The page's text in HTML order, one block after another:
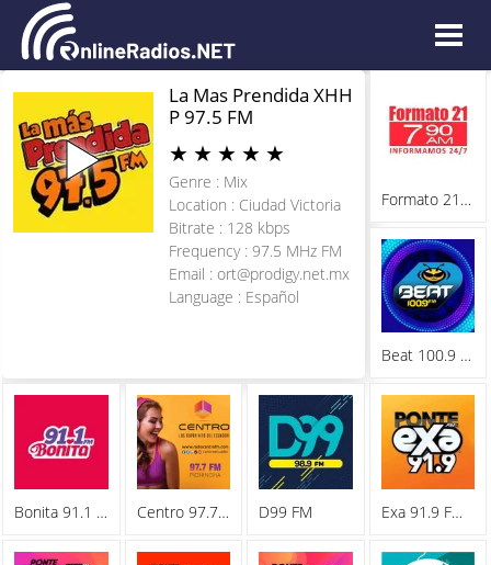
La Mas Prendida XHH
P 97.5 FM
★ ★ ★ ★ ★
Genre : Mix
Location : Ciudad Victoria
Bitrate : 128 kbps
Frequency : 97.5 MHz FM
Email : ort@prodigy.net.mx
Language : Español
Formato 21 790 AM
Beat 100.9 FM
Bonita 91.1 FM Centro 97.7 FM D99 FM Exa 91.9 FM - XHRLM